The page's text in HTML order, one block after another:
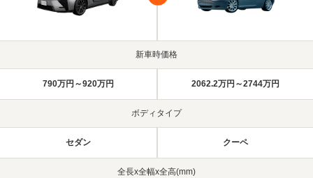
新車時価格
790万円～920万円 2062.2万円～2744万円
ボディタイプ
セダン クーペ
全長x全幅x全高(mm)